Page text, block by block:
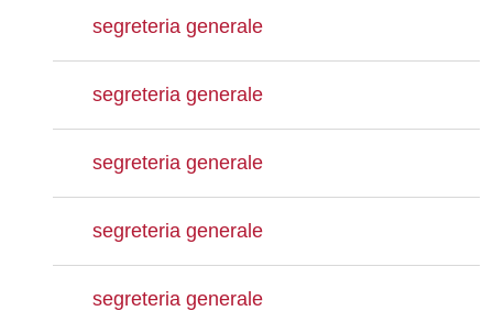
segreteria generale
segreteria generale
segreteria generale
segreteria generale
segreteria generale